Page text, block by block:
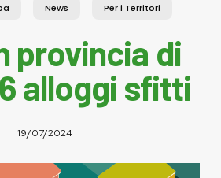
News Per i Territori
provincia di
alloggi sfitti
19/07/2024